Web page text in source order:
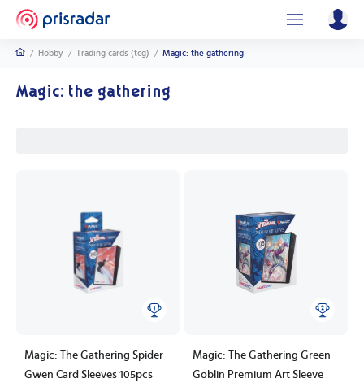
/ Hobby / Trading cards (tcg) / Magic: the gathering
Magic: the gathering
Magic: The Gathering Spider
Gwen Card Sleeves 105pcs
Magic: The Gathering Green
Goblin Premium Art Sleeve